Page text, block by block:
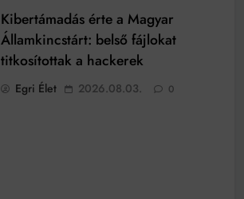
Kibertámadás érte a Magyar
Államkincstárt: belső fájlokat
titkosítottak a hackerek
Egri Élet 2026.08.03. 0